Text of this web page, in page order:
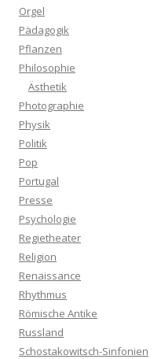
Orgel
Pädagogik
Pflanzen
Philosophie
Ästhetik
Photographie
Physik
Politik
Pop
Portugal
Presse
Psychologie
Regietheater
Religion
Renaissance
Rhythmus
Römische Antike
Russland
Schostakowitsch-Sinfonien